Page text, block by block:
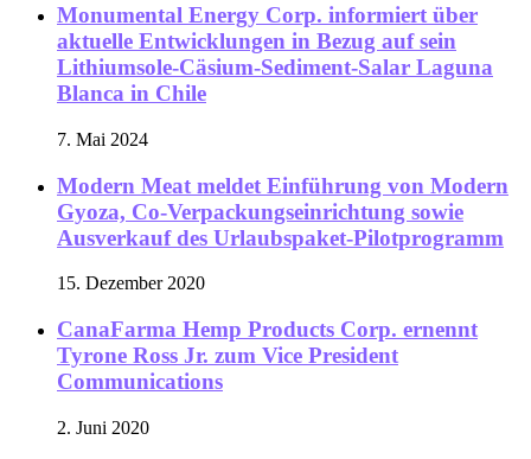
Monumental Energy Corp. informiert über
aktuelle Entwicklungen in Bezug auf sein
Lithiumsole-Cäsium-Sediment-Salar Laguna
Blanca in Chile
7. Mai 2024
Modern Meat meldet Einführung von Modern
Gyoza, Co-Verpackungseinrichtung sowie
Ausverkauf des Urlaubspaket-Pilotprogramm
15. Dezember 2020
CanaFarma Hemp Products Corp. ernennt
Tyrone Ross Jr. zum Vice President
Communications
2. Juni 2020